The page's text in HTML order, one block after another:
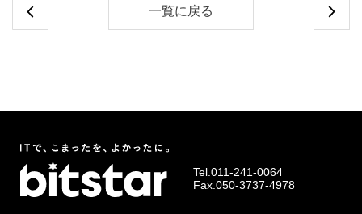
一覧に戻る
Tel. 011-241-0064
Fax.050-3737-4978